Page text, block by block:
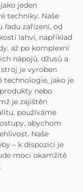
jeden
techniky. Naše
zařízení, od
lahví, například
až po komplexní
nápojů, džusů a
je vyroben
technologie, jako je
nebo
je zajištěn
používáme
abychom
Naše
– k dispozici je
moci okamžitě